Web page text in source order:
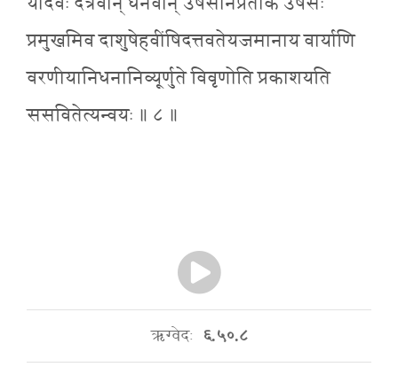
प्रमुखमिव दाशुषेहवींषिदत्तवतेयजमानाय वार्याणि
वरणीयानिधनानिव्यूर्णुते विवृणोति प्रकाशयति
ससवितेत्यन्वयः ॥ ८ ॥
ऋग्वेदः ६.५०.८